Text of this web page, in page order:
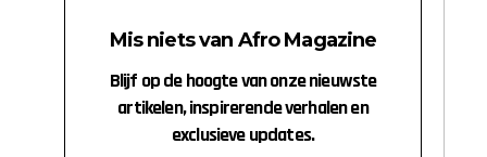
Mis niets van Afro Magazine
Blijf op de hoogte van onze nieuwste
artikelen, inspirerende verhalen en
exclusieve updates.